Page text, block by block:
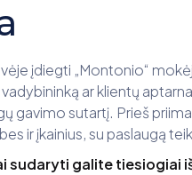
įdiegti „Montonio“
ar klientų
gavimo sutartį. Prieš
ir įkainius, su paslaugą
sudaryti galite tiesiogiai